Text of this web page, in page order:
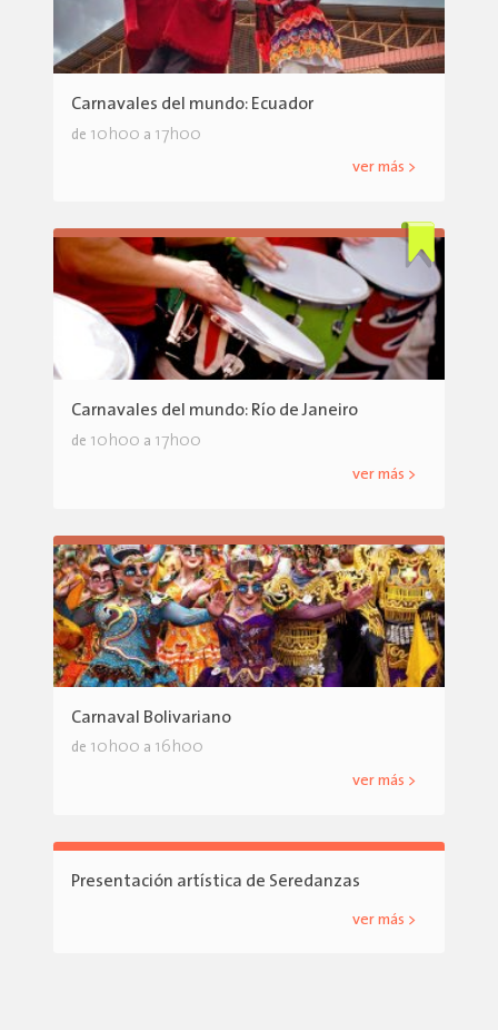
Carnavales del mundo: Ecuador
de 10h00 a 17h00
ver más >
Carnavales del mundo: Río de Janeiro
de 10h00 a 17h00
ver más >
Carnaval Bolivariano
de 10h00 a 16h00
ver más >
Presentación artística de Seredanzas
ver más >